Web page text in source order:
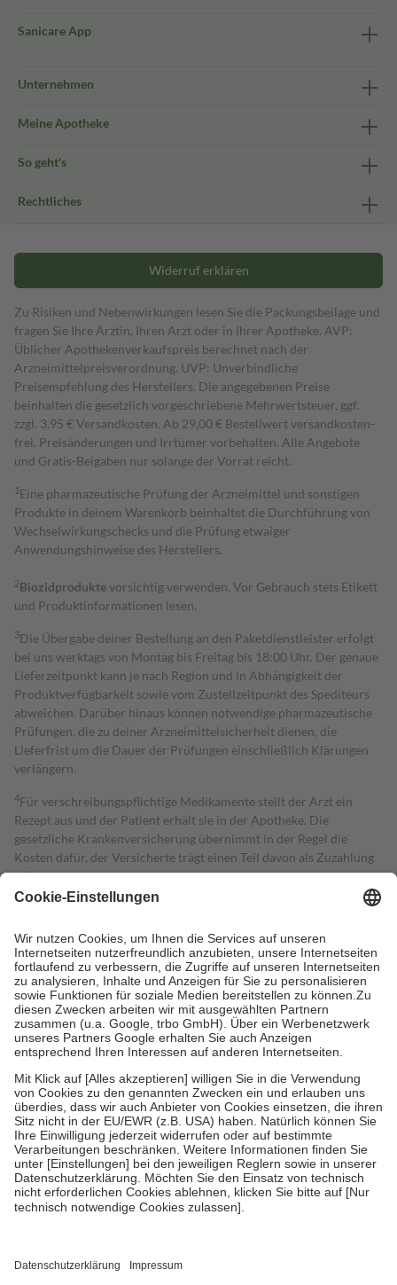
Sanicare App
Unternehmen
Meine Apotheke
So geht's
Rechtliches
Widerruf erklären
Zu Risiken und Nebenwirkungen lesen Sie die Packungsbeilage und
fragen Sie Ihre Ärztin, Ihren Arzt oder in Ihrer Apotheke. AVP:
Üblicher Apothekenverkaufspreis berechnet nach der
Arzneimittelpreisverordnung. UVP: Unverbindliche
Preisempfehlung des Herstellers. Die angegebenen Preise
beinhalten die gesetzlich vorgeschriebene Mehrwertsteuer, ggf.
zzgl. 3,95 € Versandkosten. Ab 29,00 € Bestell­wert versand­kosten­
frei. Preisänderungen und Irrtümer vorbehalten. Alle Angebote
und Gratis-Beigaben nur solange der Vorrat reicht.
1 Eine pharmazeutische Prüfung der Arzneimittel und sonstigen
Produkte in deinem Warenkorb beinhaltet die Durchführung von
Wechselwirkungschecks und die Prüfung etwaiger
Anwendungshinweise des Herstellers.
2Biozidproduktevorsichtig verwenden. Vor Gebrauch stets Etikett
und Produktinformationen lesen.
3Die Übergabe deiner Bestellung an den Paketdienstleister erfolgt
bei uns werktags von Montag bis Freitag bis 18:00 Uhr. Der genaue
Lieferzeitpunkt kann je nach Region und in Abhängigkeit der
Produktverfügbarkeit sowie vom Zustellzeitpunkt des Spediteurs
abweichen. Darüber hinaus können notwendige pharmazeutische
Prüfungen, die zu deiner Arzneimittelsicherheit dienen, die
Lieferfrist um die Dauer der Prüfungen einschließlich Klärungen
verlängern.
4Für verschreibungspflichtige Medikamente stellt der Arzt ein
Rezept aus und der Patient erhält sie in der Apotheke. Die
gesetzliche Krankenversicherung übernimmt in der Regel die
Kosten dafür, der Versicherte trägt einen Teil davon als Zuzahlung
mit.
Grundsätzlich leisten Mitglieder Zuzahlungen in Höhe von zehn
höchstens zehn Euro.
Es sind jedoch nie mehr als die tatsächlichen
Kosten der Leistung zu entrichten.
Diese Regeln gelten grundsätzlich auch für Online-Apotheken.
Bei Heilmitteln und häuslicher Krankenpflege beträgt die
Zuzahlung zehn Prozent der Kosten sowie zehn Euro je
Verordnung.
Um das Engagement der Versicherten für ihre eigene Gesundheit zu
stärken und die besondere Stellung der Familie zu unterstützen,
fallenkeine Zuzahlungenan bei:
• Kindern und Jugendlichen bis zum vollendeten 18. Lebensjahr
mit Ausnahme der Fahrkosten
• Untersuchungen zur Vorsorge und Früherkennung, die von der
GKV getragen werden
• empfohlenen Schutzimpfungen
• Harn- und Blutteststreifen
getroffen, um sicherzustellen, dass es sich um echte Bewertungen